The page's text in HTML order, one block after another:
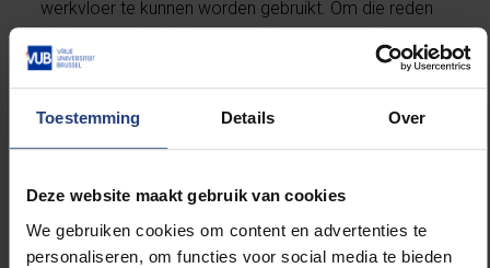
Toestemming Details Over
Deze website maakt gebruik van cookies
We gebruiken cookies om content en advertenties te
personaliseren, om functies voor social media te bieden
werkvloer te kunnen worden gebruikt. Om die reden
hebben we de designcompetitie gewonnen.”
Voor winst in de algemene competitie kwam het
VUB-team net te kort. Ze werd tweede. “Het verschil
met de nummer 1, de University of Central
meerdere uren zitten debatteren over de uiteindelijke
winnaar.”